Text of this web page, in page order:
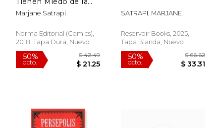
Luna
Marjane Satrapi
Norma Editorial (Comics),
2018, Tapa Dura, Nuevo
SATRAPI, MARJANE
Reservoir Books, 2025,
Tapa Blanda, Nuevo